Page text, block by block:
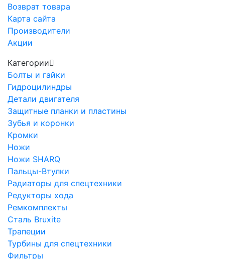
Возврат товара
Карта сайта
Производители
Акции
Категории
Болты и гайки
Гидроцилиндры
Детали двигателя
Защитные планки и пластины
Зубья и коронки
Кромки
Ножи
Ножи SHARQ
Пальцы-Втулки
Радиаторы для спецтехники
Редукторы хода
Ремкомплекты
Сталь Bruxite
Трапеции
Турбины для спецтехники
Фильтры